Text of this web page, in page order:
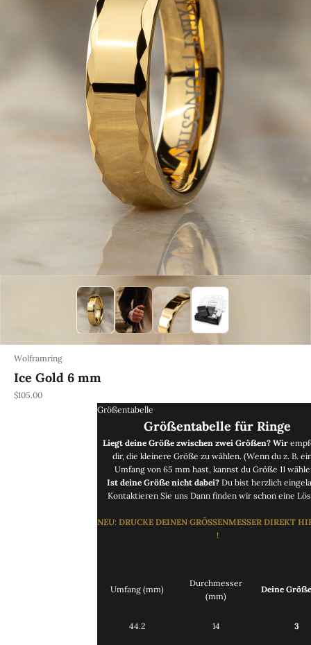
Wolframring
Ice Gold 6 mm
REA-pris
$105.00
Größentabelle
Größentabelle für Ringe
Liegt deine Größe zwischen zwei Größen? Wir
dir, die kleinere Größe zu wählen. (Wenn du z. B.
Umfang von 65 mm hast, kannst du Größe 11
Ist deine Größe nicht dabei?Du bist herzlich
Kontaktieren Sie uns Dann finden wir schon eine
NEU: DRUCKE DEINEN GRÖSSENMESSER DIREKT
!
Umfang (mm)
Durchmesser
(mm)
Deine Größe
44.2 14 3